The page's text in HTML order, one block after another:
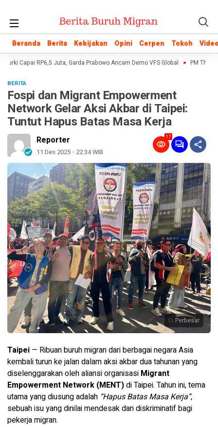
Beranda Berita Kebijakan Opini Cerpen Tokoh
Beranda Berita Kebijakan Opini Cerpen Tokoh
Capai RP6,5 Juta, Garda Prabowo Ancam Demo VFS Global PM
BERITA
Fospi dan Migrant Empowerment
Network Gelar Aksi Akbar di Taipei:
Tuntut Hapus Batas Masa Kerja
Reporter
11 Des 2025 - 22:34 WIB
17
Perbesar
Taipei — Ribuan buruh migran dari berbagai negara Asia
kembali turun ke jalan dalam aksi akbar dua tahunan yang
diselenggarakan oleh aliansi organisasi Migrant
Empowerment Network (MENT)di Taipei. Tahun ini, tema
utama yang diusung adalah “Hapus Batas Masa Kerja”,
sebuah isu yang dinilai mendesak dan diskriminatif bagi
pekerja migran.